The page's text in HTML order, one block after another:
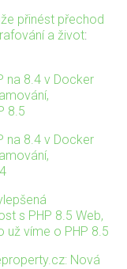
přinést přechod
a život:
na 8.4 v Docker
8.5
na 8.4 v Docker
s PHP 8.5 Web,
už víme o PHP 8.5
Nová